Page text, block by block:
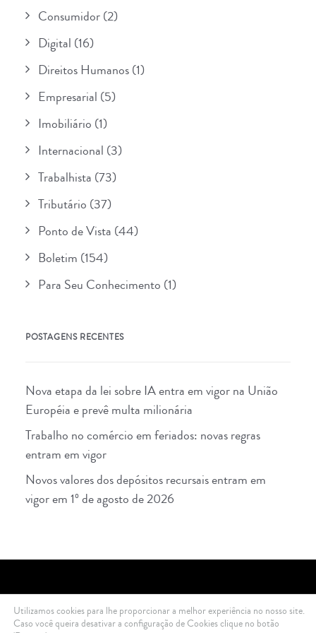
Consumidor(2)
Digital (16)
Direitos Humanos(1)
Empresarial (5)
Imobiliário (1)
Internacional (3)
Trabalhista (73)
Tributário (37)
Ponto de Vista (44)
Boletim (154)
Para Seu Conhecimento (1)
POSTAGENS RECENTES
Nova etapa da lei sobre IA entra em vigor na União
Européia e prevê multa milionária
Trabalho no comércio em feriados: novas regras
entram em vigor
Novos valores dos depósitos recursais entram em
vigor em 1º de agosto de 2026
2021 Di Ciero Advogados © All rights reserved .Política de Privacidade
Utilizamos cookies para lhe proporcionar a melhor experiência no nosso site.
Caso você queira desativar a configuração de Cookies clique no botão